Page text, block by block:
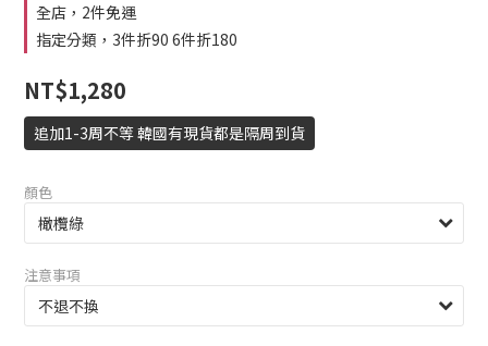
全店，2件免運
指定分類，3件折90 6件折180
NT$1,280
追加1-3周不等 韓國有現貨都是隔周到貨
顏色
注意事項